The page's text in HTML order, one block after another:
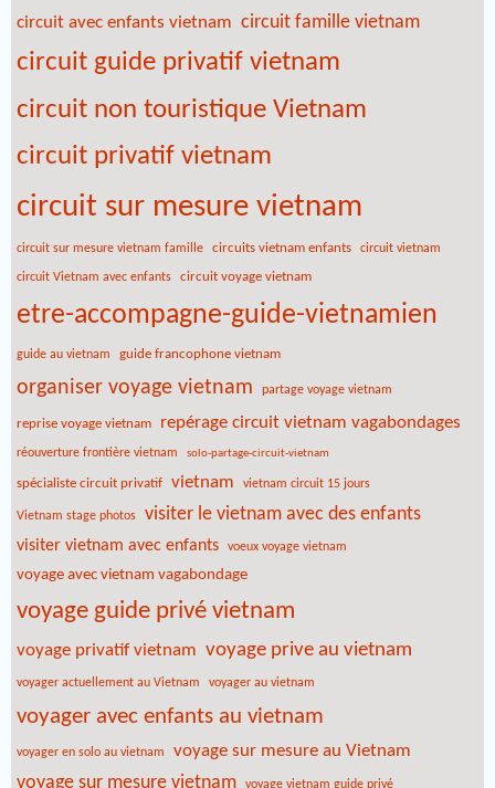
circuit avec enfants vietnam circuit famille vietnam
circuit guide privatif vietnam
circuit non touristique Vietnam
circuit privatif vietnam
circuit sur mesure vietnam
circuit sur mesure vietnam famille circuits vietnam enfants circuit vietnam
circuit Vietnam avec enfants circuit voyage vietnam
etre-accompagne-guide-vietnamien
guide au vietnam guide francophone vietnam
organiser voyage vietnam partage voyage vietnam
reprise voyage vietnam repérage circuit vietnam vagabondages
réouverture frontière vietnam solo-partage-circuit-vietnam
spécialiste circuit privatif vietnam vietnam circuit 15 jours
Vietnam stage photos visiter le vietnam avec des enfants
visiter vietnam avec enfants voeux voyage vietnam
voyage avec vietnam vagabondage
voyage guide privé vietnam
voyage privatif vietnam voyage prive au vietnam
voyager actuellement au Vietnam voyager au vietnam
voyager avec enfants au vietnam
voyager en solo au vietnam voyage sur mesure au Vietnam
voyage sur mesure vietnam voyage vietnam guide privé